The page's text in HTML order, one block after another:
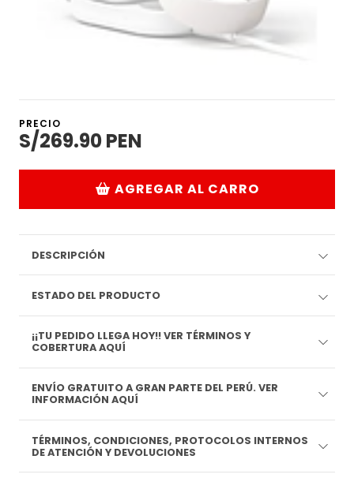
PRECIO
S/269.90 PEN
AGREGAR AL CARRO
DESCRIPCIÓN
ESTADO DEL PRODUCTO
¡¡TU PEDIDO LLEGA HOY!! VER TÉRMINOS Y
COBERTURA AQUÍ
ENVÍO GRATUITO A GRAN PARTE DEL PERÚ. VER
INFORMACIÓN AQUÍ
TÉRMINOS, CONDICIONES, PROTOCOLOS INTERNOS
DE ATENCIÓN Y DEVOLUCIONES